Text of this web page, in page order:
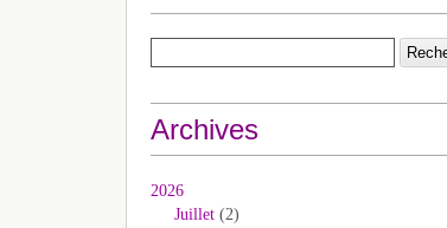
Archives
2026
Juillet (2)